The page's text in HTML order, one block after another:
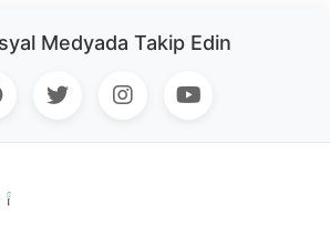
Medyada Takip Edin